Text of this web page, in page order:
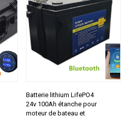
Batterie lithium LifePO4
24v 100Ah étanche pour
moteur de bateau et